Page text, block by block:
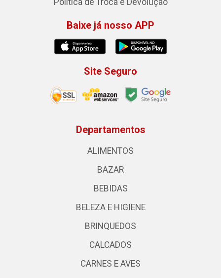
Política de Troca e Devolução
Baixe já nosso APP
Site Seguro
Departamentos
ALIMENTOS
BAZAR
BEBIDAS
BELEZA E HIGIENE
BRINQUEDOS
CALCADOS
CARNES E AVES